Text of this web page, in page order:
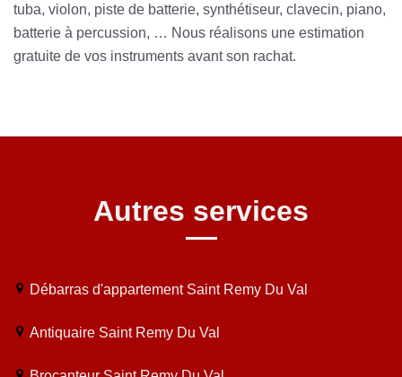
tuba, violon, piste de batterie, synthétiseur, clavecin, piano,
batterie à percussion, … Nous réalisons une estimation
gratuite de vos instruments avant son rachat.
Autres services
Débarras d'appartement Saint Remy Du Val
Antiquaire Saint Remy Du Val